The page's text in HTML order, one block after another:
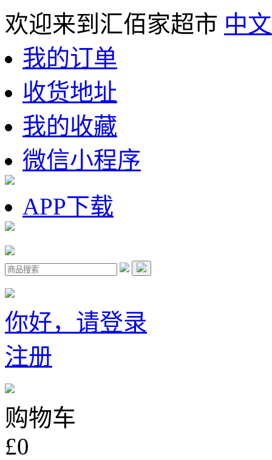
欢迎来到汇佰家超市 中
我的订单
收货地址
我的收藏
微信小程序
APP下载
你好，请登录
注册
购物车
£0